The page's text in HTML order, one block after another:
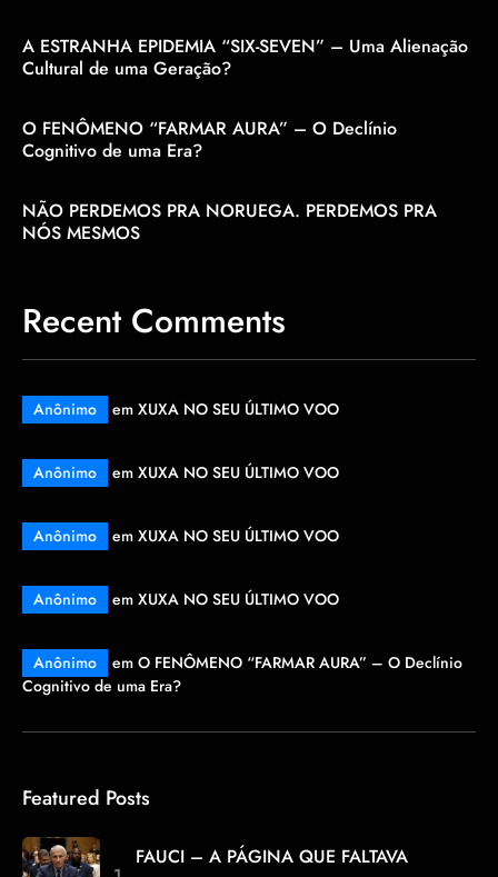
A ESTRANHA EPIDEMIA “SIX-SEVEN” – Uma Alienação
Cultural de uma Geração?
O FENÔMENO “FARMAR AURA” – O Declínio
Cognitivo de uma Era?
NÃO PERDEMOS PRA NORUEGA. PERDEMOS PRA
NÓS MESMOS
Recent Comments
Anônimo em XUXA NO SEU ÚLTIMO VOO
Anônimo em XUXA NO SEU ÚLTIMO VOO
Anônimo em XUXA NO SEU ÚLTIMO VOO
Anônimo em XUXA NO SEU ÚLTIMO VOO
Anônimo em O FENÔMENO “FARMAR AURA” – O Declínio
Cognitivo de uma Era?
Featured Posts
FAUCI – A PÁGINA QUE FALTAVA